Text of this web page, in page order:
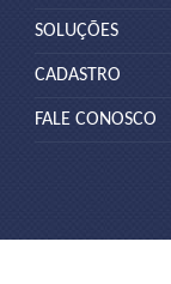
SOLUÇÕES
CADASTRO
FALE CONOSCO